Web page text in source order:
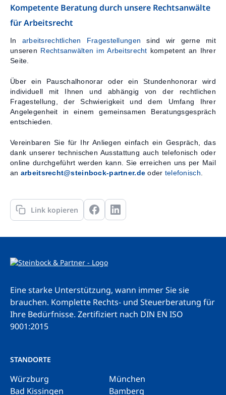
Kompetente Beratung durch unsere Rechtsanwälte
für Arbeitsrecht
In arbeitsrechtlichen Fragestellungen sind wir gerne mit
unseren Rechtsanwälten im Arbeitsrecht kompetent an Ihrer
Seite.
Über ein Pauschalhonorar oder ein Stundenhonorar wird
individuell mit Ihnen und abhängig von der rechtlichen
Fragestellung, der Schwierigkeit und dem Umfang Ihrer
Angelegenheit in einem gemeinsamen Beratungsgespräch
entschieden.
Vereinbaren Sie für Ihr Anliegen einfach ein Gespräch, das
dank unserer technischen Ausstattung auch telefonisch oder
online durchgeführt werden kann. Sie erreichen uns per Mail
an arbeitsrecht@steinbock-partner.de oder telefonisch
Link kopieren
Eine starke Unterstützung, wann immer Sie sie
brauchen. Komplette Rechts- und Steuerberatung für
Ihre Bedürfnisse. Zertifiziert nach DIN EN ISO
9001:2015
STANDORTE
Würzburg
München
Bad Kissingen
Bamberg